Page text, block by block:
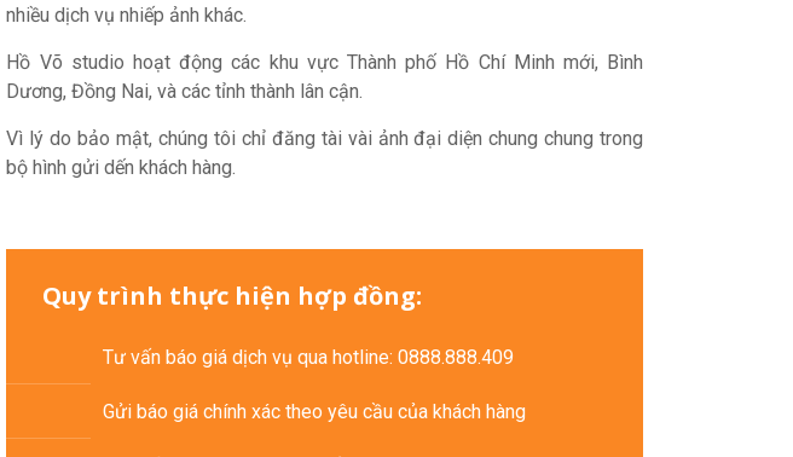
nhiều dịch vụ nhiếp ảnh khác.
Hồ Võ studio hoạt động các khu vực Thành phố Hồ Chí Minh mới, Bình
Dương, Đồng Nai, và các tỉnh thành lân cận.
Vì lý do bảo mật, chúng tôi chỉ đăng tài vài ảnh đại diện chung chung trong
bộ hình gửi dến khách hàng.
Quy trình thực hiện hợp đồng:
Tư vấn báo giá dịch vụ qua hotline: 0888.888.409
Gửi báo giá chính xác theo yêu cầu của khách hàng